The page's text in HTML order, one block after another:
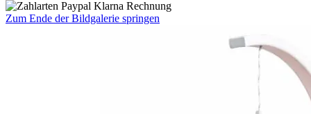
Zum Ende der Bildgalerie springen